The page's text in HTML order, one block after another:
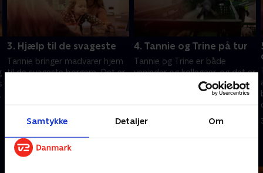
Samtykke Detaljer Om
3. Hjælp til de svageste
Tannie bringer madvarer hjem
til de svageste borgere. Det er
uddelingen i Nakskov.
4. Tannie og Trine på tur
Tannie og Trine er både
veninder og kollegaer, og det er
aldrig kedeligt, når de to
ildsjæle rykker ud for at
indsamle overskudsmad.
Andre så også